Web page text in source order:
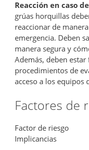
Reacción en caso
grúas horquillas
reaccionar de
emergencia. Deben
manera segura y
Además, deben
procedimientos de
acceso a los equipos
Factores de
Factor de riesgo
Implicancias